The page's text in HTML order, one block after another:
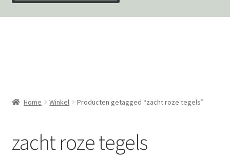
Wandtegels
Mozaïekvellen
Contact
Home Winkel Producten getagged “zacht roze tegels”
zacht roze tegels